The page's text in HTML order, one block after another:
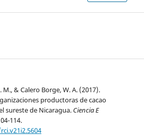
M., & Calero Borge, W. A. (2017).
productoras de cacao
sureste de Nicaragua. Ciencia E
114.